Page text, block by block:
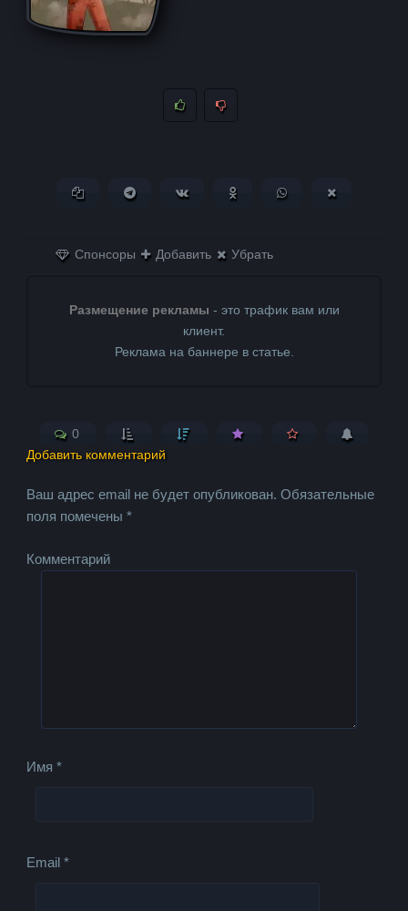
Копировать ссылкуПоделиться в Telegram
Поделиться ВКонтактеПоделиться в
Поделиться в
Спонсоры Добавить Убрать
Размещение рекламы - это трафик вам или
клиент.
Реклама на баннере в статье.
0
Добавить комментарий
Ваш адрес email не будет опубликован. Обязательные
поля помечены*
Комментарий
Имя*
Email*